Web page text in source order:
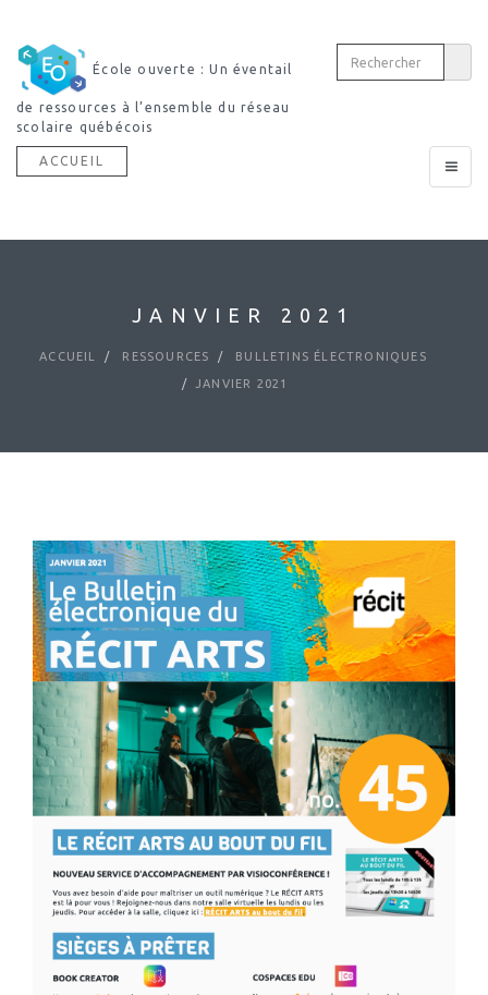
École ouverte : Un éventail
de ressources à l’ensemble du réseau
scolaire québécois
Toggle
ACCUEIL
JANVIER 2021
ACCUEIL RESSOURCES BULLETINS ÉLECTRONIQUES
JANVIER 2021